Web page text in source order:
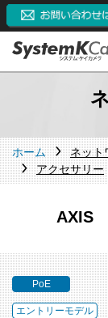
ホーム ネット
アクセサリー
AXIS
PoE
エントリーモデル